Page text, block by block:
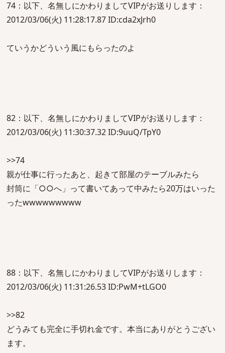
74：以下、名無しにかわりましてVIPがお送りします：
2012/03/06(火) 11:28:17.87 ID:cda2xJrh0
ていうかどういう風にもらったのよ
82：以下、名無しにかわりましてVIPがお送りします：
2012/03/06(火) 11:30:37.32 ID:9uuQ/TpY0
>>74
親が仕事に行ったあと、起きて部屋のテーブルみたら
封筒に「○○へ」って書いてあって中みたら20万はいった
ったwwwwwwwww
88：以下、名無しにかわりましてVIPがお送りします：
2012/03/06(火) 11:31:26.53 ID:PwM+tLGO0
>>82
どうみても完全に手切れ金です。本当にありがとうござい
ます。